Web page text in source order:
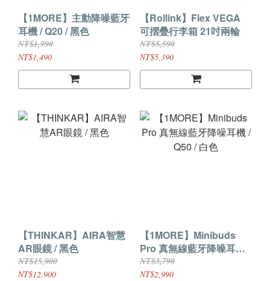
【1MORE】主動降噪藍牙
耳機 / Q20 / 黑色
NT$1,990
NT$1,490
【Rollink】Flex VEGA
可摺疊行李箱 21吋兩輪
NT$5,590
NT$5,390
【THINKAR】AIRA智慧
AR眼鏡 / 黑色
NT$15,900
NT$12,900
【1MORE】Minibuds
Pro 真無線藍牙降噪耳機 /
Q50 / 白色
NT$3,790
NT$2,990